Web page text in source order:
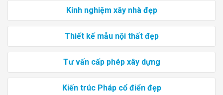
Kinh nghiệm xây nhà đẹp
Thiết kế mẫu nội thất đẹp
Tư vấn cấp phép xây dựng
Kiến trúc Pháp cổ điển đẹp